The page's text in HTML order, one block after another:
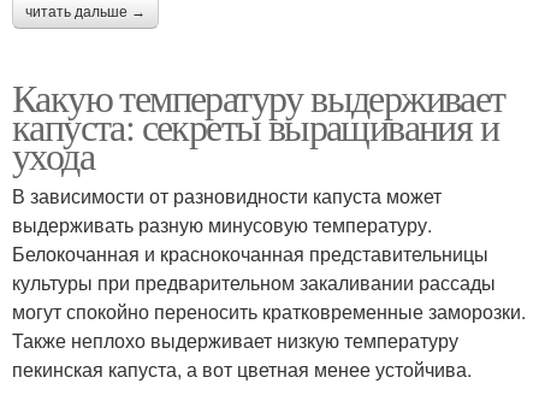
читать дальше →
Какую температуру выдерживает
капуста: секреты выращивания и
ухода
В зависимости от разновидности капуста может
выдерживать разную минусовую температуру.
Белокочанная и краснокочанная представительницы
культуры при предварительном закаливании рассады
могут спокойно переносить кратковременные заморозки.
Также неплохо выдерживает низкую температуру
пекинская капуста, а вот цветная менее устойчива.